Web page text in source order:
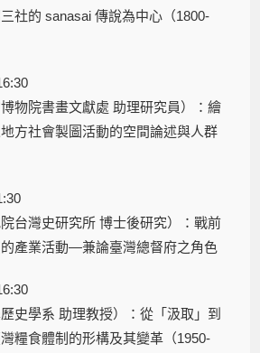
社的 sanasai 傳說為中心（1800-
物院書畫文獻處 助理研究員）：繪
方社會製圖活動的空間論述與人群
台灣史研究所 博士後研究）：戰前
產業活動—兼論臺灣總督府之角色
史學系 助理教授）：從「汲取」到
灣糧食體制的形構及其變革（1950-